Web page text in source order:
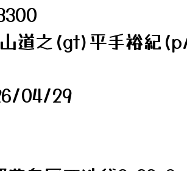
山道之(gt)平手裕紀
04/29